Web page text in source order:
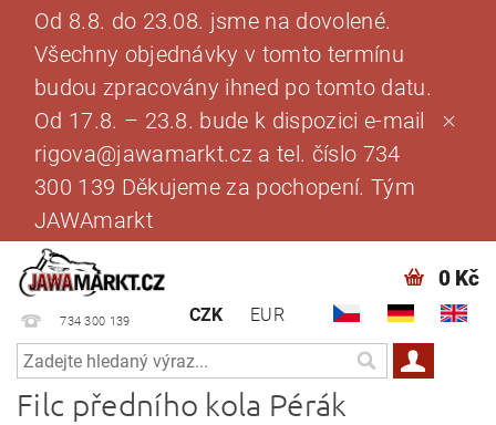
Od 8.8. do 23.08. jsme na dovolené.
Všechny objednávky v tomto termínu
budou zpracovány ihned po tomto datu.
Od 17.8. – 23.8. bude k dispozici e-mail
rigova@jawamarkt.cz a tel. číslo 734
300 139 Děkujeme za pochopení. Tým
JAWAmarkt
734 300 139 CZK EUR
0 Kč
Filc předního kola Pérák